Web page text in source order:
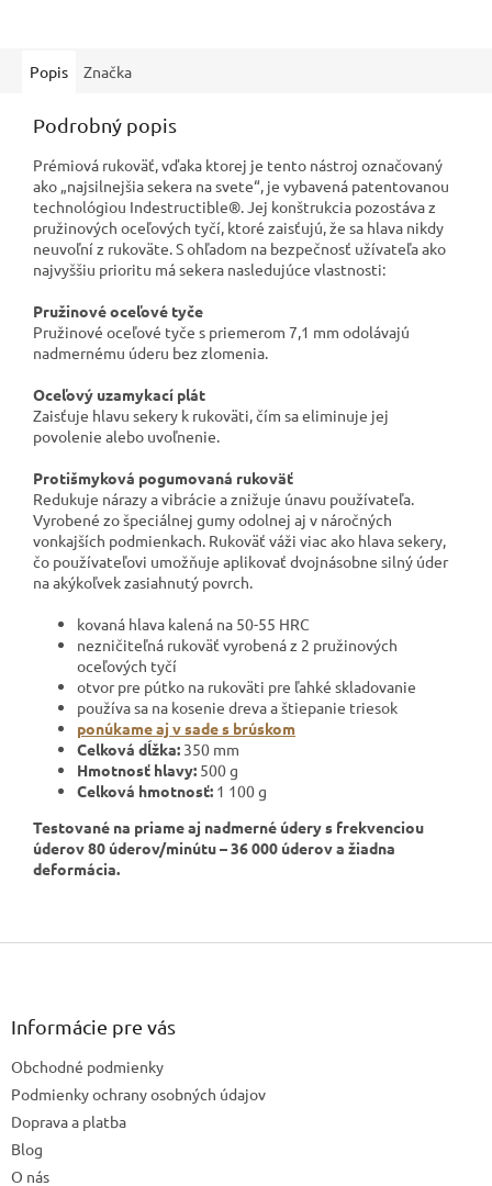
Popis Značka
Podrobný popis
Prémiová rukoväť, vďaka ktorej je tento nástroj označovaný
ako „najsilnejšia sekera na svete“, je vybavená patentovanou
technológiou Indestructible®. Jej konštrukcia pozostáva z
pružinových oceľových tyčí, ktoré zaisťujú, že sa hlava nikdy
neuvoľní z rukoväte. S ohľadom na bezpečnosť užívateľa ako
najvyššiu prioritu má sekera nasledujúce vlastnosti:
Pružinové oceľové tyče
Pružinové oceľové tyče s priemerom 7,1 mm odolávajú
nadmernému úderu bez zlomenia.
Oceľový uzamykací plát
Zaisťuje hlavu sekery k rukoväti, čím sa eliminuje jej
povolenie alebo uvoľnenie.
Protišmyková pogumovaná rukoväť
Redukuje nárazy a vibrácie a znižuje únavu používateľa.
Vyrobené zo špeciálnej gumy odolnej aj v náročných
vonkajších podmienkach. Rukoväť váži viac ako hlava sekery,
čo používateľovi umožňuje aplikovať dvojnásobne silný úder
na akýkoľvek zasiahnutý povrch.
kovaná hlava kalená na 50-55 HRC
nezničiteľná rukoväť vyrobená z 2 pružinových
oceľových tyčí
otvor pre pútko na rukoväti pre ľahké skladovanie
používa sa na kosenie dreva a štiepanie triesok
ponúkame aj v sade s brúskom
Celková dĺžka: 350 mm
Hmotnosť hlavy: 500 g
Celková hmotnosť: 1 100 g
Testované na priame aj nadmerné údery s frekvenciou
úderov 80 úderov/minútu – 36 000 úderov a žiadna
deformácia.
Z
Informácie pre vás
Obchodné podmienky
Podmienky ochrany osobných údajov
Doprava a platba
Blog
O nás